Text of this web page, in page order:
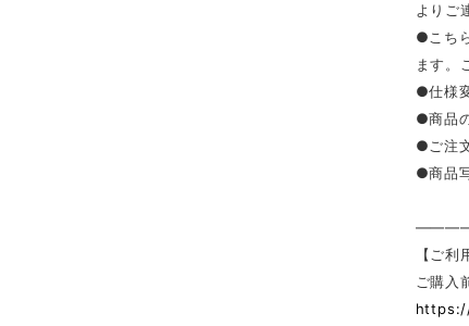
よりご
●こち
ます。
●仕様
●商品
●ご注
●商品
【ご利
ご購入